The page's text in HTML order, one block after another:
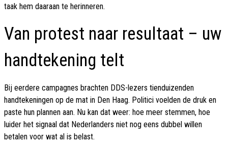
taak hem daaraan te herinneren.
Van protest naar resultaat – uw
handtekening telt
Bij eerdere campagnes brachten DDS-lezers tienduizenden
handtekeningen op de mat in Den Haag. Politici voelden de druk en
paste hun plannen aan. Nu kan dat weer: hoe meer stemmen, hoe
luider het signaal dat Nederlanders niet nog eens dubbel willen
betalen voor wat al is belast.